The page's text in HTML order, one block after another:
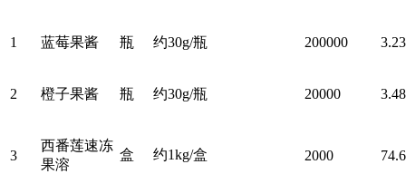
1 蓝莓果酱 瓶 约30g/瓶 200000
2 橙子果酱 瓶 约30g/瓶 20000
3
西番莲速冻
果溶
盒 约1kg/盒 2000